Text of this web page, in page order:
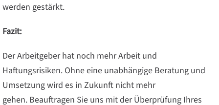
werden gestärkt.
Fazit:
Der Arbeitgeber hat noch mehr Arbeit und
Haftungsrisiken. Ohne eine unabhängige Beratung und
Umsetzung wird es in Zukunft nicht mehr
gehen. Beauftragen Sie uns mit der Überprüfung Ihres